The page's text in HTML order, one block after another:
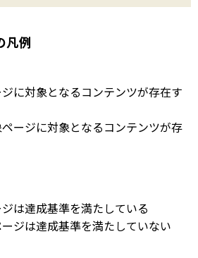
凡例
に対象となるコンテンツが存在す
ージに対象となるコンテンツが存
は達成基準を満たしている
ジは達成基準を満たしていない